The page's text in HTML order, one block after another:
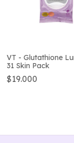
VT - Glutathione
31 Skin Pack
$19.000